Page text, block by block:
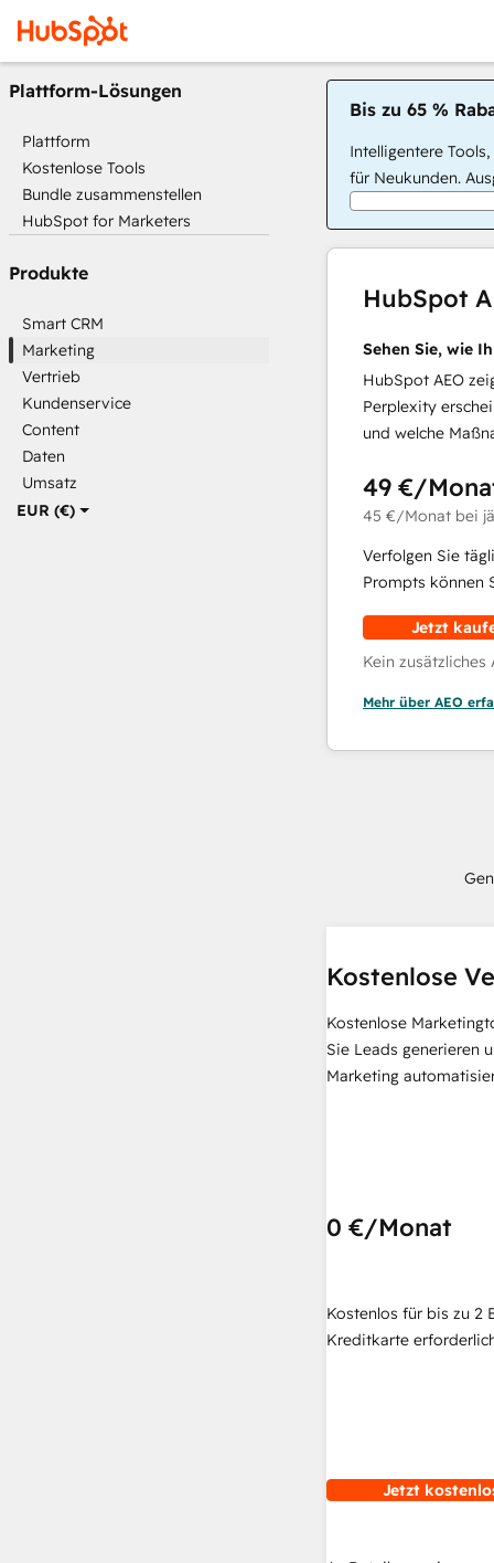
EUR (€)
Plattform-Lösungen
Plattform
Kostenlose Tools
Bundle zusammenstellen
HubSpot for Marketers
Produkte
Smart CRM
Marketing
Vertrieb
Kundenservice
Content
Daten
Umsatz
Bis zu 65 %
Intelligentere
für Neukunden.
HubSpot
Sehen Sie, wie
HubSpot AEO
Perplexity
und welche
49 €/
45 €/Monat bei
Verfolgen Sie
Prompts können
Jetzt
Kein
Mehr über AEO
Kostenlose
Kostenlose
Sie Leads generieren
Marketing
0 €/Monat
Kostenlos für bis zu 2
Kreditkarte
Jetzt